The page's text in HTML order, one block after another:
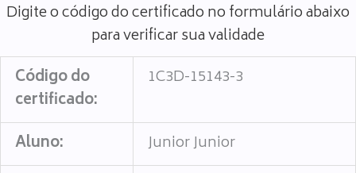
Digite o código do certificado no formulário abaixo
para verificar sua validade
Código do
certificado:
1C3D-15143-3
Aluno:
Junior Junior